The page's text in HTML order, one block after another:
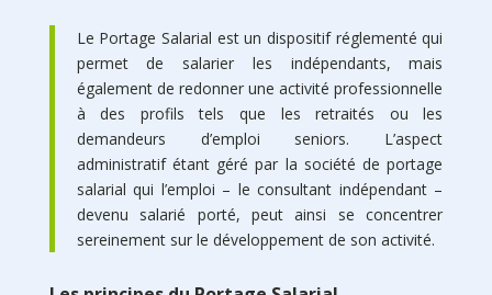
Le Portage Salarial est un dispositif réglementé qui
permet de salarier les indépendants, mais
également de redonner une activité professionnelle
à des profils tels que les retraités ou les
demandeurs d’emploi seniors. L’aspect
administratif étant géré par la société de portage
salarial qui l’emploi – le consultant indépendant –
devenu salarié porté, peut ainsi se concentrer
sereinement sur le développement de son activité.